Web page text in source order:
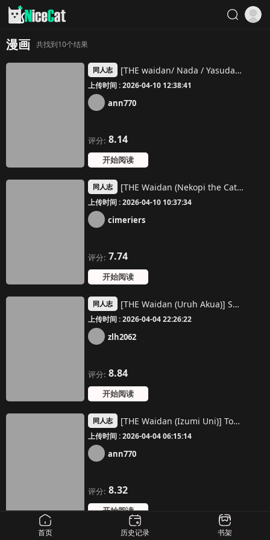
漫画 共找到10个结果
同人志 [THE waidan/ Nada / Yasuda meshimeshi] daisukina enkyori kareshi no onaho ni naritai｜太喜欢异地恋男友了，所以想成为他的飞机杯[中文] [橄榄汉化组]
上传时间 : 2026-04-10 12:38:41
ann770
评分: 8.14
开始阅读
同人志 [THE Waidan (Nekopi the Cat)] Kono Mama ja Watashi-tachi, Shinyuurashiku Irarenai
上传时间 : 2026-04-10 10:37:34
cimeriers
评分: 7.74
开始阅读
同人志 [THE Waidan (Uruh Akua)] Senpai, Sonna no Shiranai desu ~Bansou shite ita Kare no Yubi wa Ima, Watashi no Naka o Midashiteru~ [Chinese] [王の木×迪奥的黄金呆毛个人汉化]
上传时间 : 2026-04-04 22:26:22
zlh2062
评分: 8.84
开始阅读
同人志 [THE Waidan (Izumi Uni)] Toshiue Inu-kei Kareshi wa Yoru dake Watashi no Kainushi-sama | 年长犬系男友 只在夜里是我的饲主 [Chinese] [橄榄汉化组]
上传时间 : 2026-04-04 06:15:14
ann770
评分: 8.32
开始阅读
首页 历史记录 书架